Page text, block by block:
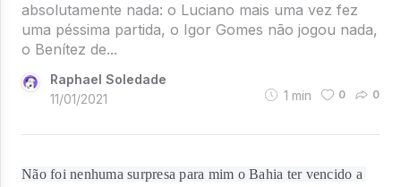
absolutamente nada: o Luciano mais uma vez fez
uma péssima partida, o Igor Gomes não jogou nada,
o Benítez de...
Raphael Soledade
11/01/2021
1 min 0 0
Não foi nenhuma surpresa para mim o Bahia ter vencido a